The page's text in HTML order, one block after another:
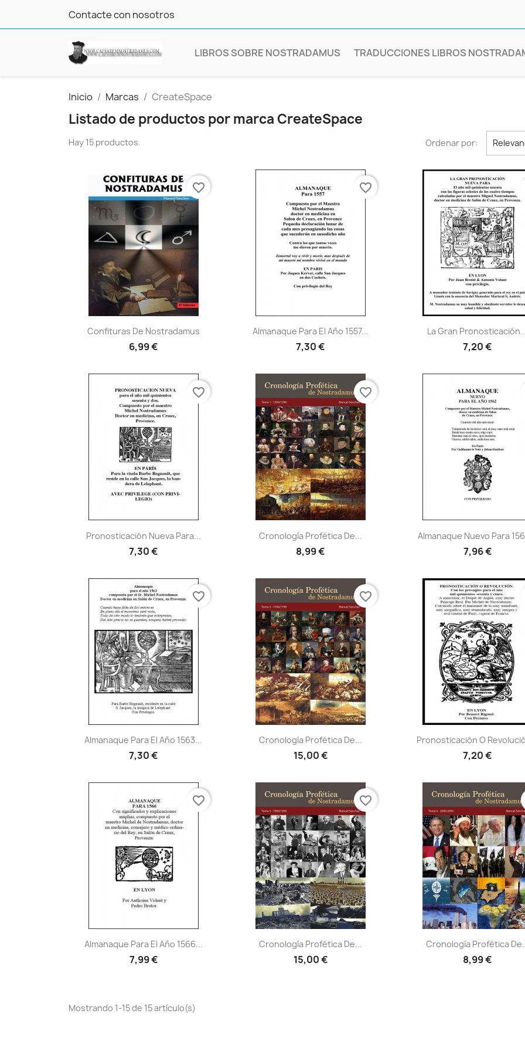
Contacte con nosotros
LIBROS SOBRE NOSTRADAMUS TRADUCCIONES LIBROS
Inicio Marcas CreateSpace
Listado de productos por marca CreateSpace
Hay 15 productos. Ordenar por:
Vista rápida
Confituras De Nostradamus
6,99 €
favorite_border
Vista rápida
Almanaque Para El Año 1557...
7,30 €
favorite_border
Vista rápida
La Gran
7,20 €
Vista rápida
Pronosticación Nueva Para...
7,30 €
favorite_border
Vista rápida
Cronología Profética De...
8,99 €
favorite_border
Vista rápida
Almanaque Nuevo Para
7,96 €
Vista rápida
Almanaque Para El Año 1563...
7,30 €
favorite_border
Vista rápida
Cronología Profética De...
15,00 €
favorite_border
Vista rápida
Pronosticación O
7,20 €
Vista rápida
Almanaque Para El Año 1566...
7,99 €
favorite_border
Vista rápida
Cronología Profética De...
15,00 €
favorite_border
Vista rápida
Cronología Profética
8,99 €
Mostrando 1-15 de 15 artículo(s)